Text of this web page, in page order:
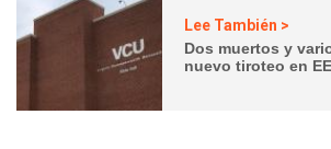
Lee También >
Dos muertos y
nuevo tiroteo en